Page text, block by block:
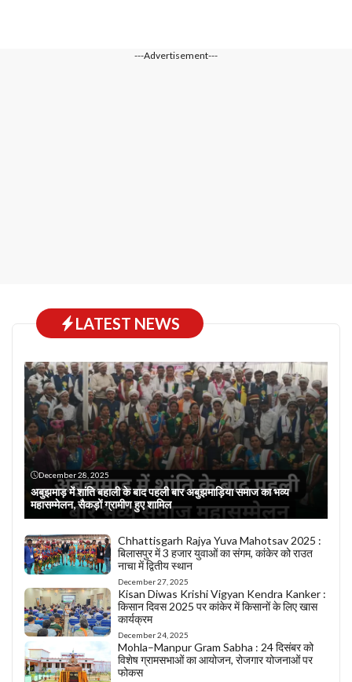
---Advertisement---
LATEST NEWS
December 28, 2025
अबुझमाड़ में शांति बहाली के बाद पहली बार अबुझमाड़िया समाज का भव्य
महासम्मेलन, सैकड़ों ग्रामीण हुए शामिल
Chhattisgarh Rajya Yuva Mahotsav 2025 :
बिलासपुर में 3 हजार युवाओं का संगम, कांकेर को राउत
नाचा में द्वितीय स्थान
December 27, 2025
Kisan Diwas Krishi Vigyan Kendra Kanker :
किसान दिवस 2025 पर कांकेर में किसानों के लिए खास
कार्यक्रम
December 24, 2025
Mohla–Manpur Gram Sabha : 24 दिसंबर को
विशेष ग्रामसभाओं का आयोजन, रोजगार योजनाओं पर
फोकस